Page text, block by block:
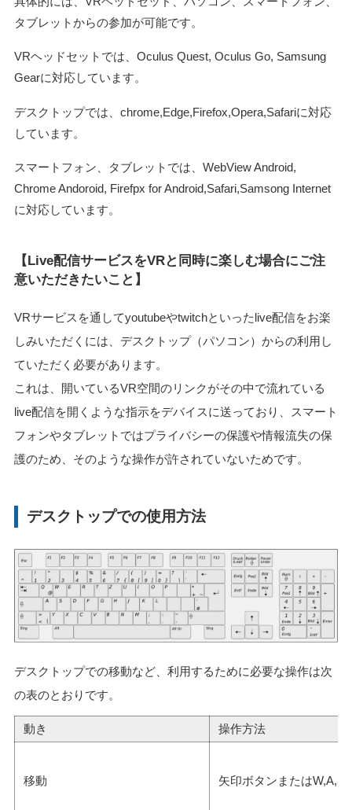
タブレットからの参加が可能です。
VRヘッドセットでは、Oculus Quest, Oculus Go, Samsung
Gearに対応しています。
デスクトップでは、chrome,Edge,Firefox,Opera,Safariに対応
しています。
スマートフォン、タブレットでは、WebView Android,
Chrome Andoroid, Firefpx for Android,Safari,Samsong Internet
に対応しています。
【Live配信サービスをVRと同時に楽しむ場合にご注
意いただきたいこと】
VRサービスを通してyoutubeやtwitchといったlive配信をお楽
しみいただくには、デスクトップ（パソコン）からの利用し
ていただく必要があります。
これは、開いているVR空間のリンクがその中で流れている
live配信を開くような指示をデバイスに送っており、スマート
フォンやタブレットではプライバシーの保護や情報流失の保
護のため、そのような操作が許されていないためです。
デスクトップでの使用方法
デスクトップでの移動など、利用するために必要な操作は次
の表のとおりです。
動き 操作方法
移動 矢印ボタンまたは